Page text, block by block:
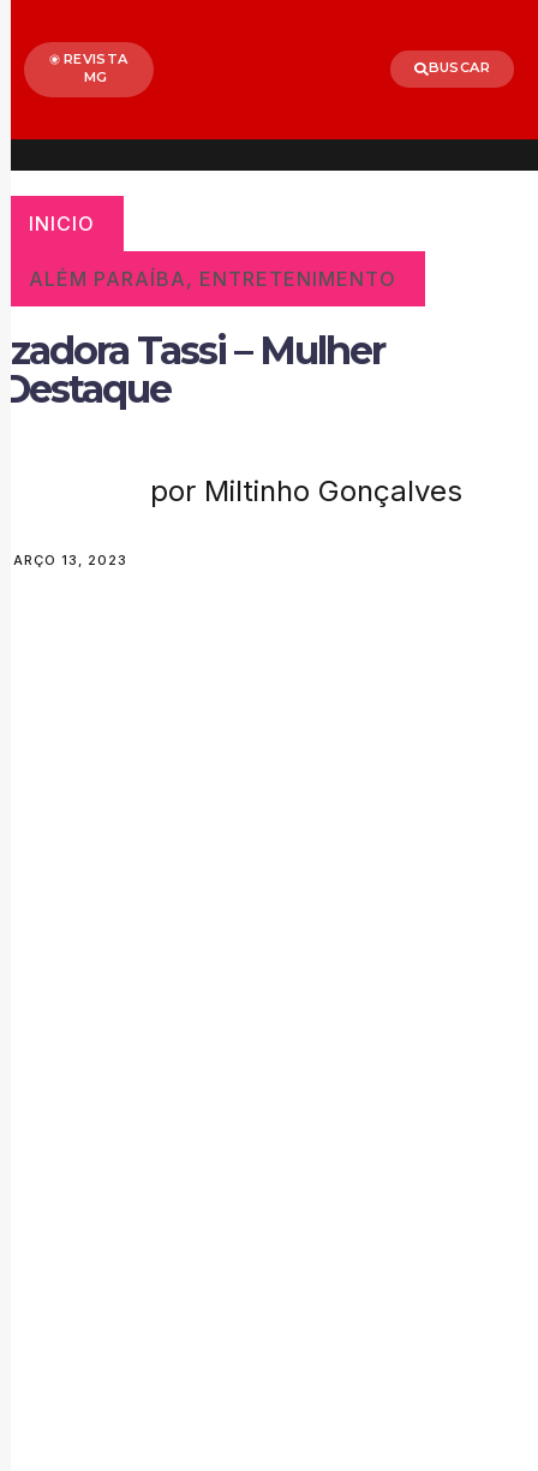
REVISTA
MG
BUSCAR
INICIO
ALÉM PARAÍBA, ENTRETENIMENTO
Izadora Tassi – Mulher
Destaque
por Miltinho Gonçalves
MARÇO 13, 2023